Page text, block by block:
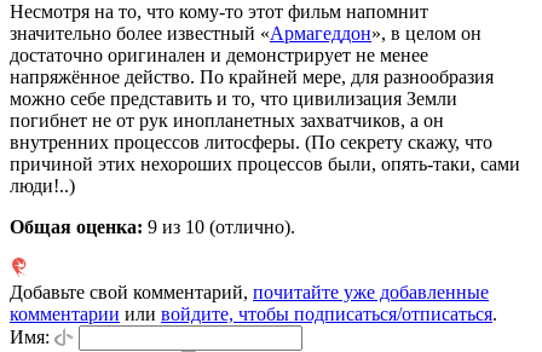
Несмотря на то, что кому-то этот фильм напомнит
значительно более известный «Армагеддон», в целом он
достаточно оригинален и демонстрирует не менее
напряжённое действо. По крайней мере, для разнообразия
можно себе представить и то, что цивилизация Земли
погибнет не от рук инопланетных захватчиков, а он
внутренних процессов литосферы. (По секрету скажу, что
причиной этих нехороших процессов были, опять-таки, сами
люди!..)
Общая оценка: 9 из 10 (отлично).
Добавьте свой комментарий, почитайте уже добавленные
комментарии или войдите, чтобы подписаться/отписаться.
Имя: